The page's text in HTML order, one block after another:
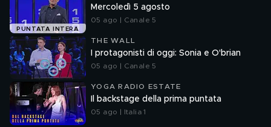
PUNTATA INTERA
Mercoledì 5 agosto
05 ago | Canale 5
THE WALL
I protagonisti di oggi: Sonia e O'brian
05 ago | Canale 5
YOGA RADIO ESTATE
Il backstage della prima puntata
05 ago | Italia 1